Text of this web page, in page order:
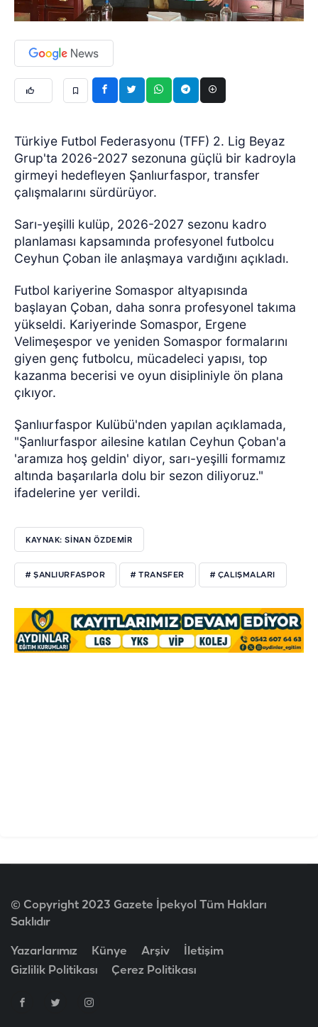
Türkiye Futbol Federasyonu (TFF) 2. Lig Beyaz
Grup'ta 2026-2027 sezonuna güçlü bir kadroyla
girmeyi hedefleyen Şanlıurfaspor, transfer
çalışmalarını sürdürüyor.
Sarı-yeşilli kulüp, 2026-2027 sezonu kadro
planlaması kapsamında profesyonel futbolcu
Ceyhun Çoban ile anlaşmaya vardığını açıkladı.
Futbol kariyerine Somaspor altyapısında
başlayan Çoban, daha sonra profesyonel takıma
yükseldi. Kariyerinde Somaspor, Ergene
Velimeşespor ve yeniden Somaspor formalarını
giyen genç futbolcu, mücadeleci yapısı, top
kazanma becerisi ve oyun disipliniyle ön plana
çıkıyor.
Şanlıurfaspor Kulübü'nden yapılan açıklamada,
"Şanlıurfaspor ailesine katılan Ceyhun Çoban'a
'aramıza hoş geldin' diyor, sarı-yeşilli formamız
altında başarılarla dolu bir sezon diliyoruz."
ifadelerine yer verildi.
KAYNAK: SİNAN ÖZDEMİR
# ŞANLIURFASPOR # TRANSFER # ÇALIŞMALARI
© Copyright 2023 Gazete İpekyol Tüm Hakları
Saklıdır
Yazarlarımız Künye Arşiv
İletişim
Gizlilik Politikası
Çerez Politikası